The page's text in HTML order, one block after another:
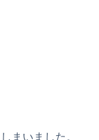
まいました。